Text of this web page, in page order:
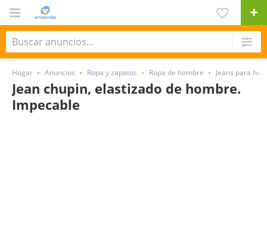
Hogar Anuncios Ropa y zapatos Ropa de hombre Jeans para
Jean chupin, elastizado de hombre.
Impecable